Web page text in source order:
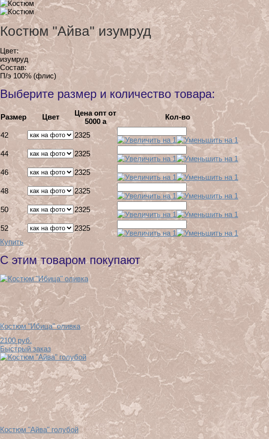
Костюм "Айва" изумруд
Цвет:
изумруд
Состав:
П/э 100% (флис)
Выберите размер и количество товара:
Размер Цвет
Цена опт от
5000a
Кол-во
42 2325
44 2325
46 2325
48 2325
50 2325
52
2325
Купить
С этим товаром покупают
Костюм "Ибица" оливка
2100 руб.
Быстрый заказ
Костюм "Айва" голубой